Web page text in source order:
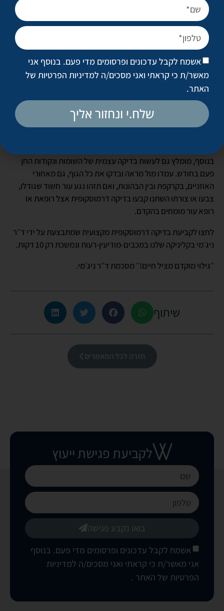
בדיקת סקר לנקודות חן מומלצת בכל גיל פעם בשנה, גם אם אתם
מרגישים טוב וגם אם השומות לא השתנו.
תנו למומחים לבדוק כל נקודה עם בדיקה קלינית ובדיקה
דרמוסקופית, ולקבוע.
מחקרים הראו שיש יעילות גבוהה לגילוי מוקדם בבדיקות הסקר וככל
שמגלים את המחלה מוקדם יותר, כך המלנומה תהיה קלה יותר וכך
גם הטיפול בה, שבמרבית המקרים יכול לכלול רק טיפול כירורגי.
בכל מקרה שמופיע נגע חדש שגדל מהר, מכאיב, מגרד או מדמם
בנוסף, מומלץ גם לעשות בדיקה עצמית של השומות ונקודות החן
פעם בחודש. עמדו מול מראה ובדקו את כל הגוף, גם מאחורי
האוזניים, בקרקפת ובין הבהונות, ואם תזהו נגע עור חשוד שגודלו,
צבעו או צורתו השתנו קבעו בדיקה דרמוסקופית אצל רופאת או
רופא עור מומחים בהקדם.
לחצו לקביעת בדיקה דרמוסקופית מקצועית שמתבצעת על ידי ד״ר
ניג׳מי בקליניקה שלנו במכבים-מודיעין-רעות ונמשכת רק 10 דקות.
״גילוי מוקדם מציל חיים!״ מסכמת ד״ר ניג׳מי.
שיתוף
חזרה לכל המאמרים
לקביעת פגישת ייעוץ
אשמח לקבל עדכונים ופרסומים מדי פעם. בנוסף
אני מאשר/ת כי קראתי ואני מסכים/ה למדיניות
הפרטיות של האתר .
בואו נקבע פגישה
אשמח לקבל עדכונים ופרסומים מדי פעם. בנוסף אני
מאשר/ת כי קראתי ואני מסכים/ה למדיניות הפרטיות של
האתר.
שלח.י ונחזור אליך